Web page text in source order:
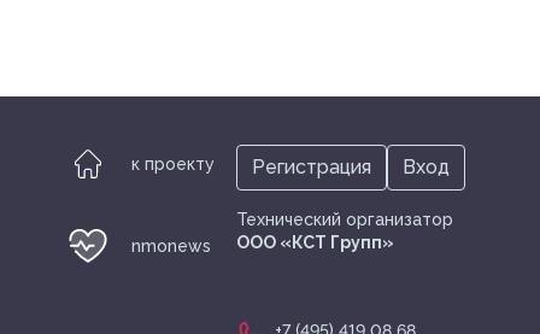
к проекту
nmonews
Технический организатор
ООО «КСТ Групп»
Регистрация Вход